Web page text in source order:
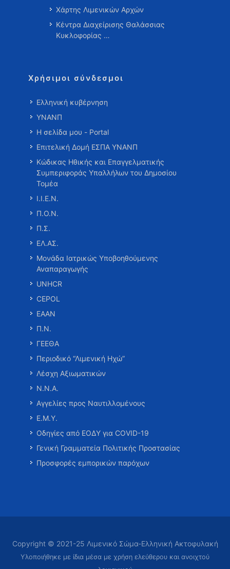
Χάρτης Λιμενικών Αρχών
Κέντρα Διαχείρισης Θαλάσσιας
Κυκλοφορίας …
Χρήσιμοι σύνδεσμοι
Ελληνική κυβέρνηση
ΥΝΑΝΠ
Η σελίδα μου - Portal
Επιτελική Δομή ΕΣΠΑ ΥΝΑΝΠ
Κώδικας Ηθικής και Επαγγελματικής
Συμπεριφοράς Υπαλλήλων του Δημοσίου
Τομέα
Ι.Ι.Ε.Ν.
Π.Ο.Ν.
Π.Σ.
ΕΛ.ΑΣ.
Μονάδα Ιατρικώς Υποβοηθούμενης
Αναπαραγωγής
UNHCR
CEPOL
ΕΑΑΝ
Π.Ν.
ΓΕΕΘΑ
Περιοδικό “Λιμενική Ηχώ”
Λέσχη Αξιωματικών
Ν.Ν.Α.
Αγγελίες προς Ναυτιλλομένους
Ε.Μ.Υ.
Οδηγίες από ΕΟΔΥ για COVID-19
Γενική Γραμματεία Πολιτικής Προστασίας
Προσφορές εμπορικών παρόχων
Copyright © 2021-25 Λιμενικό Σώμα-Ελληνική Ακτοφυλακή
Υλοποιήθηκε με ίδια μέσα με χρήση ελεύθερου και ανοιχτού